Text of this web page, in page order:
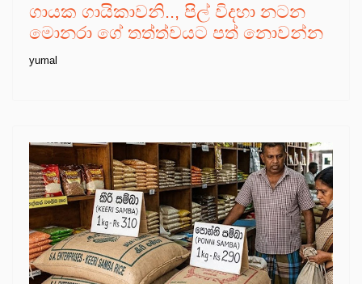
ගායක ගායිකාවනි.., පිල් විදහා නටන
මොනරා ගේ තත්ත්වයට පත් නොවන්න
yumal